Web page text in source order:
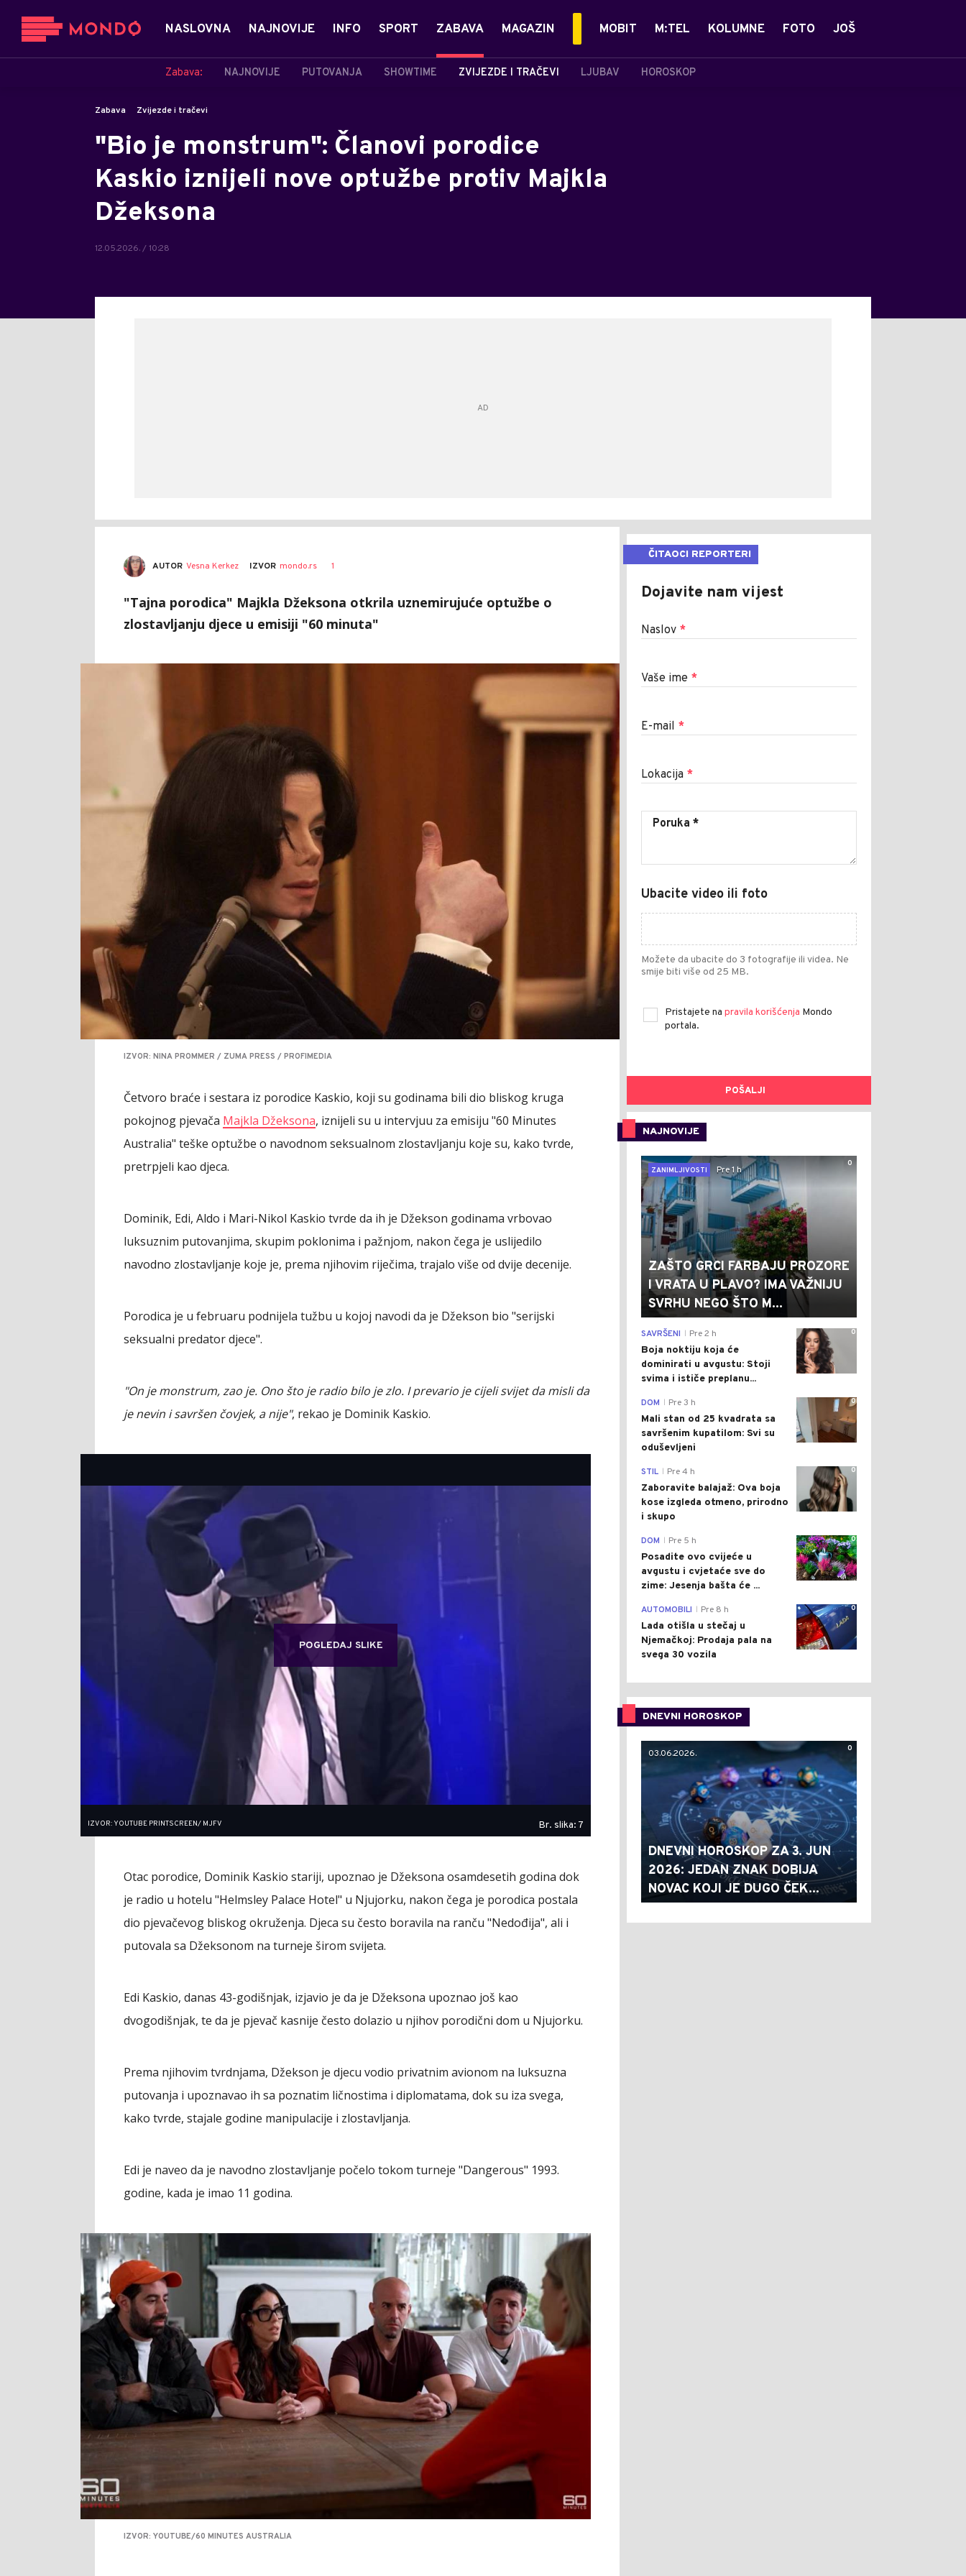
NASLOVNA NAJNOVIJE INFO SPORT ZABAVA
Zabava: NAJNOVIJE PUTOVANJA SHOWTIME ZVIJEZDE I TRAČEVI LJUBAV HOROSKOP
MAGAZIN MOBIT M:TEL KOLUMNE FOTO JOŠ
Zabava Zvijezde i tračevi
"Bio je monstrum": Članovi porodice
Kaskio iznijeli nove optužbe protiv Majkla
Džeksona
12.05.2026. / 10:28
AUTOR Vesna Kerkez IZVOR mondo.rs 1
"Tajna porodica" Majkla Džeksona otkrila uznemirujuće optužbe o
zlostavljanju djece u emisiji "60 minuta"
IZVOR: NINA PROMMER / ZUMA PRESS / PROFIMEDIA
Četvoro braće i sestara iz porodice Kaskio, koji su godinama bili dio bliskog kruga
pokojnog pjevača Majkla Džeksona, iznijeli su u intervjuu za emisiju "60 Minutes
Australia" teške optužbe o navodnom seksualnom zlostavljanju koje su, kako tvrde,
pretrpjeli kao djeca.
Dominik, Edi, Aldo i Mari-Nikol Kaskio tvrde da ih je Džekson godinama vrbovao
luksuznim putovanjima, skupim poklonima i pažnjom, nakon čega je uslijedilo
navodno zlostavljanje koje je, prema njihovim riječima, trajalo više od dvije decenije.
Porodica je u februaru podnijela tužbu u kojoj navodi da je Džekson bio "serijski
seksualni predator djece".
"On je monstrum, zao je. Ono što je radio bilo je zlo. I prevario je cijeli svijet da misli da
je nevin i savršen čovjek, a nije", rekao je Dominik Kaskio.
POGLEDAJ SLIKE
IZVOR: YOUTUBE PRINTSCREEN/ MJFV Br. slika: 7
Otac porodice, Dominik Kaskio stariji, upoznao je Džeksona osamdesetih godina dok
je radio u hotelu "Helmsley Palace Hotel" u Njujorku, nakon čega je porodica postala
dio pjevačevog bliskog okruženja. Djeca su često boravila na ranču "Nedođija", ali i
putovala sa Džeksonom na turneje širom svijeta.
Edi Kaskio, danas 43-godišnjak, izjavio je da je Džeksona upoznao još kao
dvogodišnjak, te da je pjevač kasnije često dolazio u njihov porodični dom u Njujorku.
Prema njihovim tvrdnjama, Džekson je djecu vodio privatnim avionom na luksuzna
putovanja i upoznavao ih sa poznatim ličnostima i diplomatama, dok su iza svega,
kako tvrde, stajale godine manipulacije i zlostavljanja.
Edi je naveo da je navodno zlostavljanje počelo tokom turneje "Dangerous" 1993.
godine, kada je imao 11 godina.
IZVOR: YOUTUBE/60 MINUTES AUSTRALIA
ČITAOCI REPORTERI
Dojavite nam vijest
Naslov *
Vaše ime *
E-mail *
Lokacija *
Ubacite video ili foto
Možete da ubacite do 3 fotografije ili videa. Ne
smije biti više od 25 MB.
Pristajete na pravila korišćenja Mondo
portala.
POŠALJI
NAJNOVIJE
0
ZANIMLJIVOSTI
Pre 1 h
ZAŠTO GRCI FARBAJU PROZORE
I VRATA U PLAVO? IMA VAŽNIJU
SVRHU NEGO ŠTO M...
0
SAVRŠENI Pre 2 h
Boja noktiju koja će
dominirati u avgustu: Stoji
svima i ističe preplanu...
0
DOM Pre 3 h
Mali stan od 25 kvadrata sa
savršenim kupatilom: Svi su
oduševljeni
0
STIL Pre 4 h
Zaboravite balajaž: Ova boja
kose izgleda otmeno, prirodno
i skupo
0
DOM Pre 5 h
Posadite ovo cvijeće u
avgustu i cvjetaće sve do
zime: Jesenja bašta će ...
0
AUTOMOBILI Pre 8 h
Lada otišla u stečaj u
Njemačkoj: Prodaja pala na
svega 30 vozila
DNEVNI HOROSKOP
0
03.06.2026.
DNEVNI HOROSKOP ZA 3. JUN
2026: JEDAN ZNAK DOBIJA
NOVAC KOJI JE DUGO ČEK...